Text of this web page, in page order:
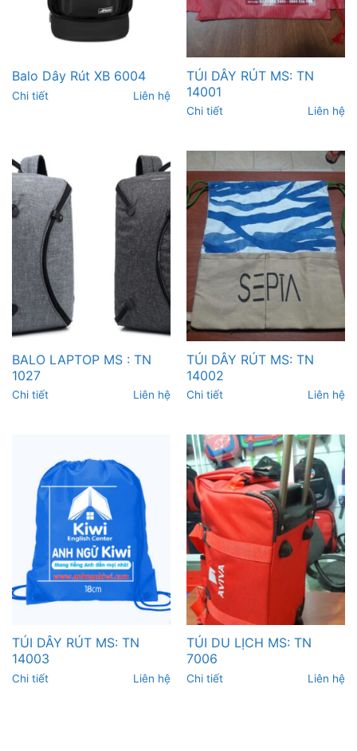
Balo Dây Rút XB 6004
Chi tiết Liên hệ
TÚI DÂY RÚT MS: TN
14001
Chi tiết Liên hệ
BALO LAPTOP MS : TN
1027
Chi tiết Liên hệ
TÚI DÂY RÚT MS: TN
14002
Chi tiết Liên hệ
TÚI DÂY RÚT MS: TN
14003
Chi tiết Liên hệ
TÚI DU LỊCH MS: TN
7006
Chi tiết Liên hệ